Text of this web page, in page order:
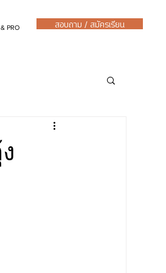
PRO สอบถาม / สมัครเรียน